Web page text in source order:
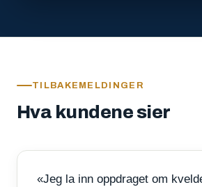
TILBAKEMELDINGER
Hva kundene sier
«Jeg la inn oppdraget om